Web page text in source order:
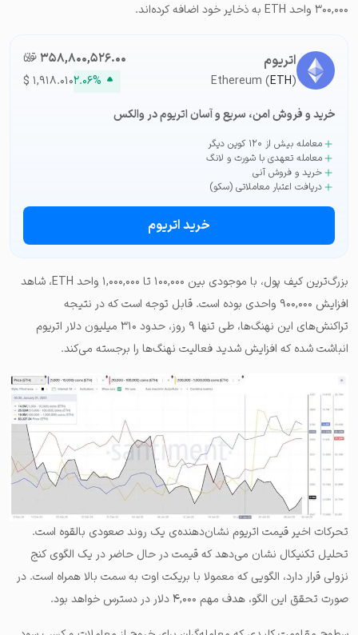
۳۰۰,۰۰۰ واحد ETH به ذخایر خود اضافه کرده‌اند.
اتریوم
Ethereum (ETH)
۳۵۸,۸۰۰,۵۲۶.۰۰تومان-ء
$ ۱,۹۱۸.۰۱۰۲.۰۶%
خرید و فروش امن، سریع و آسان اتریوم در والکس
معامله بیش از ۱۲۰ کوین دیگر
معامله تعهدی با شورت و لانگ
خرید و فروش آنی
دریافت اعتبار معاملاتی (سکو)
خرید اتریوم
بزرگ‌ترین کیف پول، با موجودی بین ۱۰۰,۰۰۰ تا ۱,۰۰۰,۰۰۰ واحد ETH، شاهد
افزایش ۹۰۰,۰۰۰ واحدی بوده است. قابل توجه است که در نتیجه
تراکنش‌های این نهنگ‌ها، طی تنها ۹ روز، حدود ۳۱۰ میلیون دلار اتریوم
انباشت شده که افزایش شدید فعالیت نهنگ‌ها را برجسته می‌کند.
تحرکات اخیر قیمت اتریوم نشان‌دهنده‌ی یک روند صعودی بالقوه است.
تحلیل تکنیکال نشان می‌دهد که قیمت در حال حاضر در یک الگوی کنج
نزولی قرار دارد، الگویی که معمولا با بریکت اوت به سمت بالا همراه است. در
صورت تحقق این الگو، هدف مهم ۴,۰۰۰ دلار در دسترس خواهد بود.